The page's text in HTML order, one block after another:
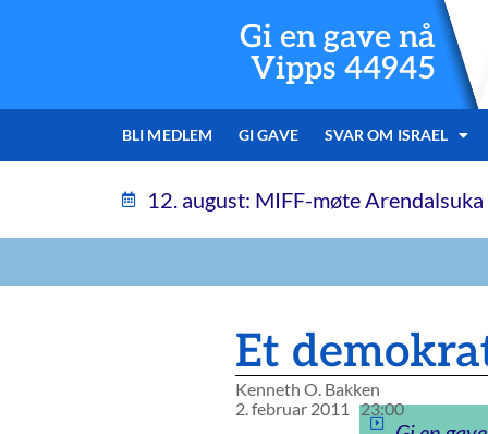
Gi en gave nå
Vipps 44945
BLI MEDLEM GI GAVE SVAR OM ISRAEL
12. august: MIFF-møte Arendalsuka
Et
Kenneth O. Bakken
2. februar 2011
23:00